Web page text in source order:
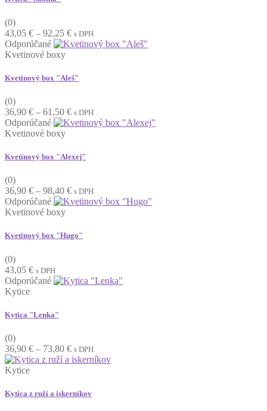
(0)
43,05 € – 92,25 €Price
range:
92,25 €
s DPH
Odporúčané
Kvetinové boxy
Kvetinový box "Aleš"
(0)
36,90 € – 61,50 €Price
range:
61,50 €
s DPH
Odporúčané
Kvetinové boxy
Kvetinový box "Alexej"
(0)
36,90 € – 98,40 €Price
range:
98,40 €
s DPH
Odporúčané
Kvetinové boxy
Kvetinový box "Hugo"
(0)
43,05 € s DPH
Odporúčané
Kytice
Kytica "Lenka"
(0)
36,90 € – 73,80 €Price
range:
73,80 €
s DPH
Kytice
Kytica z ruží a iskerníkov